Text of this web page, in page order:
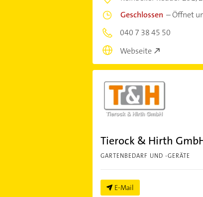
Geschlossen –Öffnet
040 7 38 45 50
Webseite
Tierock & Hirth
GARTENBEDARF UND -GERÄTE
E-Mail